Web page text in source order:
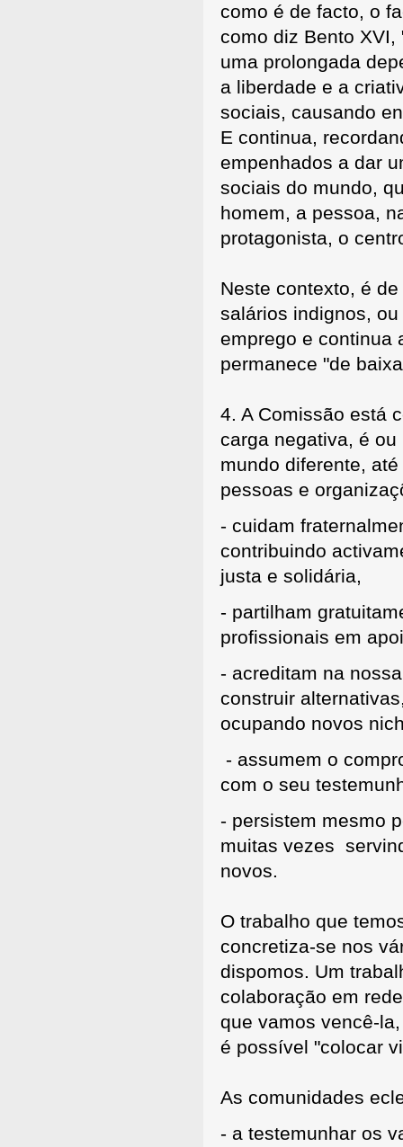
como é de facto, o
como diz Bento
uma prolongada
a liberdade e a
sociais, causando
E continua,
empenhados a dar
sociais do mundo,
homem, a pessoa,
protagonista, o
Neste contexto, é
salários indignos,
emprego e continua
permanece "de
4. A Comissão está
carga negativa, é
mundo diferente,
pessoas e
- cuidam
contribuindo
justa e solidária,
- partilham
profissionais em
- acreditam na
construir
ocupando novos
- assumem o
com o seu
- persistem mesmo
muitas vezes
novos.
O trabalho que
concretiza-se nos
dispomos. Um
colaboração em
que vamos vencê-
é possível "colocar
As comunidades
- a testemunhar os